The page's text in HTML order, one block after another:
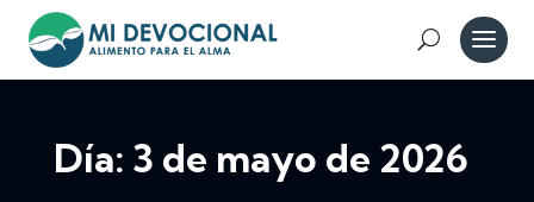
Día: 3 de mayo de 2026